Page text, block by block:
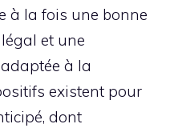
à la fois une bonne
et une
à la
existent pour
dont